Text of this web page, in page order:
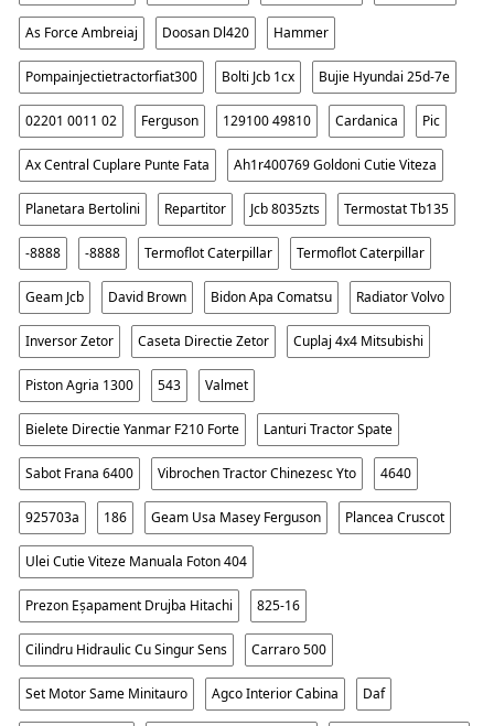
As Force Ambreiaj Doosan Dl420 Hammer
Pompainjectietractorfiat300 Bolti Jcb 1cx Bujie Hyundai 25d-7e
02201 0011 02 Ferguson 129100 49810 Cardanica Pic
Ax Central Cuplare Punte Fata Ah1r400769 Goldoni Cutie Viteza
Planetara Bertolini Repartitor Jcb 8035zts Termostat Tb135
-8888 -8888 Termoflot Caterpillar Termoflot Caterpillar
Geam Jcb David Brown Bidon Apa Comatsu Radiator Volvo
Inversor Zetor Caseta Directie Zetor Cuplaj 4x4 Mitsubishi
Piston Agria 1300 543 Valmet
Bielete Directie Yanmar F210 Forte Lanturi Tractor Spate
Sabot Frana 6400 Vibrochen Tractor Chinezesc Yto 4640
925703a 186 Geam Usa Masey Ferguson Plancea Cruscot
Ulei Cutie Viteze Manuala Foton 404
Prezon Eșapament Drujba Hitachi 825-16
Cilindru Hidraulic Cu Singur Sens Carraro 500
Set Motor Same Minitauro Agco Interior Cabina Daf